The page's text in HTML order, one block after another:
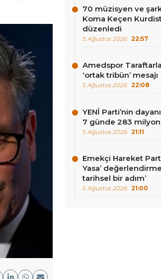
70 müzisyen ve
Koma Keçen
düzenledi
5 Ağustos 2026 22:57
Amedspor
‘ortak tribün’ mesajı
5 Ağustos 2026 22:08
YENİ Parti’nin
7 günde 283 milyon
5 Ağustos 2026 21:11
Emekçi Hareket
Yasa’
tarihsel bir adım’
5 Ağustos 2026 21:00